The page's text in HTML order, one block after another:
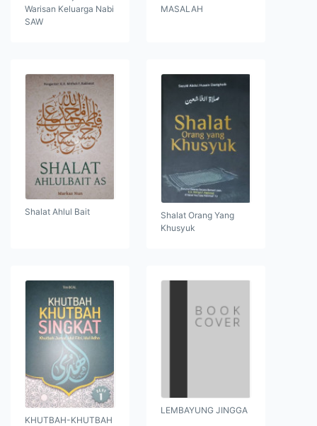
Warisan Keluarga Nabi
SAW
MASALAH
Shalat Ahlul Bait
Shalat Orang Yang
Khusyuk
KHUTBAH-KHUTBAH
LEMBAYUNG JINGGA